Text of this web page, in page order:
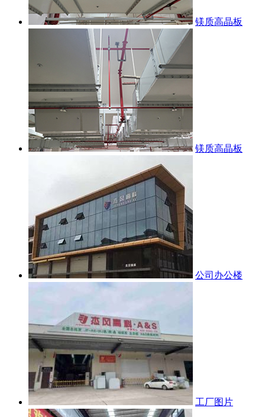
镁质高晶板
镁质高晶板
公司办公楼
工厂图片